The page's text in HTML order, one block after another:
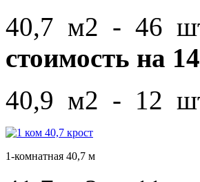
40,7 м2 - 46
стоимость на
40,9 м2 - 12
1-комнатная 40,7 м